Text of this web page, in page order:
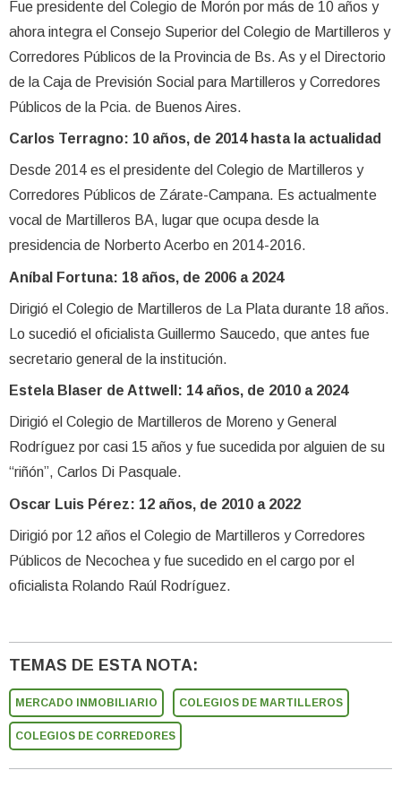
Fue presidente del Colegio de Morón por más de 10 años y
ahora integra el Consejo Superior del Colegio de Martilleros y
Corredores Públicos de la Provincia de Bs. As y el Directorio
de la Caja de Previsión Social para Martilleros y Corredores
Públicos de la Pcia. de Buenos Aires.
Carlos Terragno: 10 años, de 2014 hasta la actualidad
Desde 2014 es el presidente del Colegio de Martilleros y
Corredores Públicos de Zárate-Campana. Es actualmente
vocal de Martilleros BA, lugar que ocupa desde la
presidencia de Norberto Acerbo en 2014-2016.
Aníbal Fortuna: 18 años, de 2006 a 2024
Dirigió el Colegio de Martilleros de La Plata durante 18 años.
Lo sucedió el oficialista Guillermo Saucedo, que antes fue
secretario general de la institución.
Estela Blaser de Attwell: 14 años, de 2010 a 2024
Dirigió el Colegio de Martilleros de Moreno y General
Rodríguez por casi 15 años y fue sucedida por alguien de su
“riñón”, Carlos Di Pasquale.
Oscar Luis Pérez: 12 años, de 2010 a 2022
Dirigió por 12 años el Colegio de Martilleros y Corredores
Públicos de Necochea y fue sucedido en el cargo por el
oficialista Rolando Raúl Rodríguez.
TEMAS DE ESTA NOTA:
MERCADO INMOBILIARIO COLEGIOS DE MARTILLEROS
COLEGIOS DE CORREDORES